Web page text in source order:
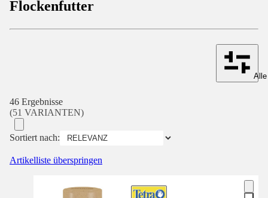
Flockenfutter
46 Ergebnisse
(51 VARIANTEN)
Sortiert nach:
Artikelliste überspringen